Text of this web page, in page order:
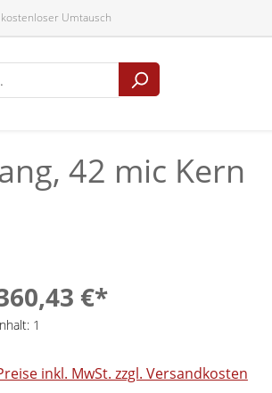
Umtausch
42 mic Kern
€*
1
inkl. MwSt. zzgl. Versandkosten